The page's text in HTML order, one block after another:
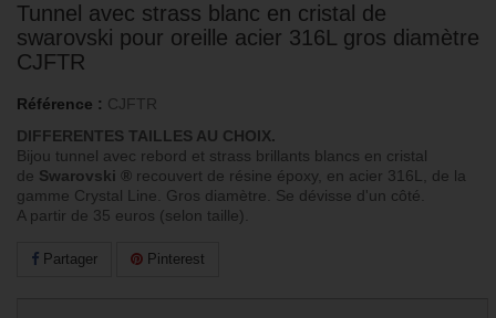
Tunnel avec strass blanc en cristal de
swarovski pour oreille acier 316L gros diamètre
CJFTR
Référence : CJFTR
DIFFERENTES TAILLES AU CHOIX.
Bijou tunnel avec rebord et strass brillants blancs en cristal
de Swarovski ® recouvert de résine époxy, en acier 316L, de la
gamme Crystal Line. Gros diamètre. Se dévisse d'un côté.
A partir de 35 euros (selon taille).
Partager Pinterest